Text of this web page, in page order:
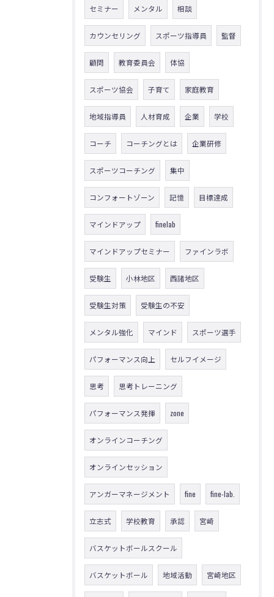
セミナー メンタル 相談
カウンセリング スポーツ指導員 監督
顧問 教育委員会 体協
スポーツ協会 子育て 家庭教育
地域指導員 人材育成 企業 学校
コーチ コーチングとは 企業研修
スポーツコーチング 集中
コンフォートゾーン 記憶 目標達成
マインドアップ finelab
マインドアップセミナー ファインラボ
受験生 小林地区 西諸地区
受験生対策 受験生の不安
メンタル強化 マインド スポーツ選手
パフォーマンス向上 セルフイメージ
思考 思考トレーニング
パフォーマンス発揮 zone
オンラインコーチング
オンラインセッション
アンガーマネージメント fine fine-lab.
立志式 学校教育 承認 宮崎
バスケットボールスクール
バスケットボール 地域活動 宮崎地区